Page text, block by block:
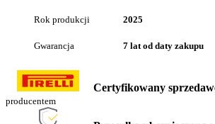
Rok produkcji 2025
Gwarancja 7 lat od daty zakupu
Certyfikowany
producentem